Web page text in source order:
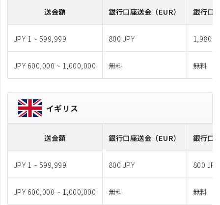
送金額 銀行口座送金 （EUR） 銀行口
JPY 1 ~ 599,999 800 JPY 1,980
JPY 600,000 ~ 1,000,000 無料 無料
イギリス
送金額 銀行口座送金 （EUR） 銀行口
JPY 1 ~ 599,999 800 JPY 800 JPY
JPY 600,000 ~ 1,000,000 無料 無料